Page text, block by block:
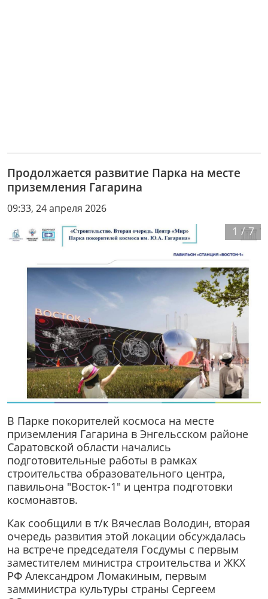
Продолжается развитие Парка на месте
приземления Гагарина
09:33, 24 апреля 2026
1 /7
В Парке покорителей космоса на месте
приземления Гагарина в Энгельсском районе
Саратовской области начались
подготовительные работы в рамках
строительства образовательного центра,
павильона "Восток-1" и центра подготовки
космонавтов.
Как сообщили в т/к Вячеслав Володин, вторая
очередь развития этой локации обсуждалась
на встрече председателя Госдумы с первым
заместителем министра строительства и ЖКХ
РФ Александром Ломакиным, первым
замминистра культуры страны Сергеем